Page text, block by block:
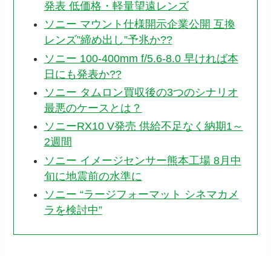
発表 低価格・軽量望遠レンズ
ソニー マウント仕様開示企業公開 互換
レンズ”締め出し”予兆か??
ソニー 100-400mm f/5.6-8.0 早ければ本
日にも発表か??
ソニー タムロン買収後の3つのシナリオ
最悪のケースとは？
ソニーRX10 V発売 供給不足なく納期1～
2週間
ソニー イメージセンサー熊本工場 8月中
旬に地震前の水準に
ソニー “ラージフォーマット シネマカメ
ラを検討中”